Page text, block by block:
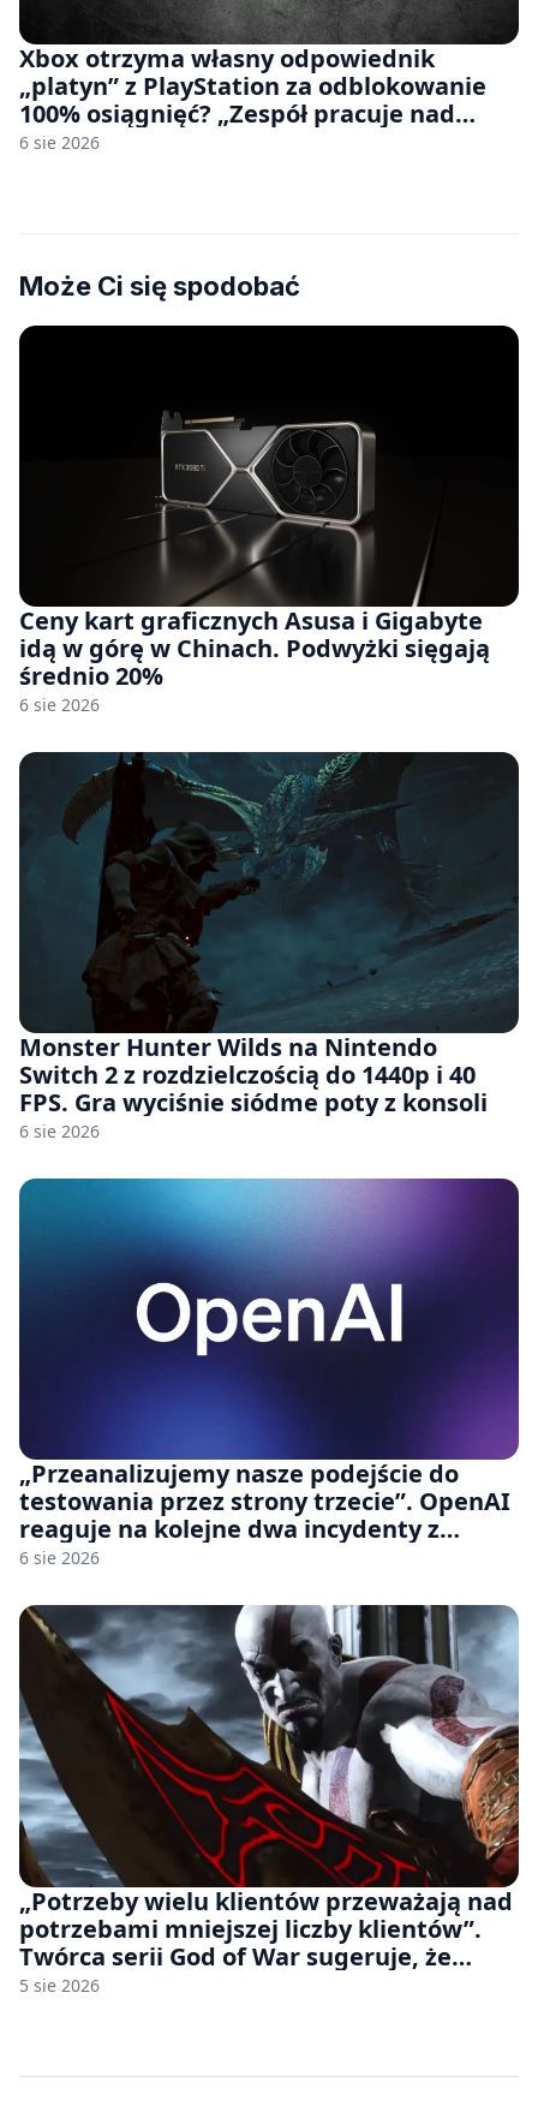
Xbox otrzyma własny odpowiednik
„platyn” z PlayStation za odblokowanie
100% osiągnięć? „Zespół pracuje nad
czymś, co ma się pojawić jeszcze w tym
6 sie 2026
Może Ci się spodobać
Ceny kart graficznych Asusa i Gigabyte
idą w górę w Chinach. Podwyżki sięgają
średnio 20%
6 sie 2026
Monster Hunter Wilds na Nintendo
Switch 2 z rozdzielczością do 1440p i 40
FPS. Gra wyciśnie siódme poty z konsoli
6 sie 2026
„Przeanalizujemy nasze podejście do
testowania przez strony trzecie”. OpenAI
reaguje na kolejne dwa incydenty z
udziałem autorskich modeli
6 sie 2026
„Potrzeby wielu klientów przeważają nad
potrzebami mniejszej liczby klientów”.
Twórca serii God of War sugeruje, że
rozumie, dlaczego Sony rezygnuje z gier
5 sie 2026